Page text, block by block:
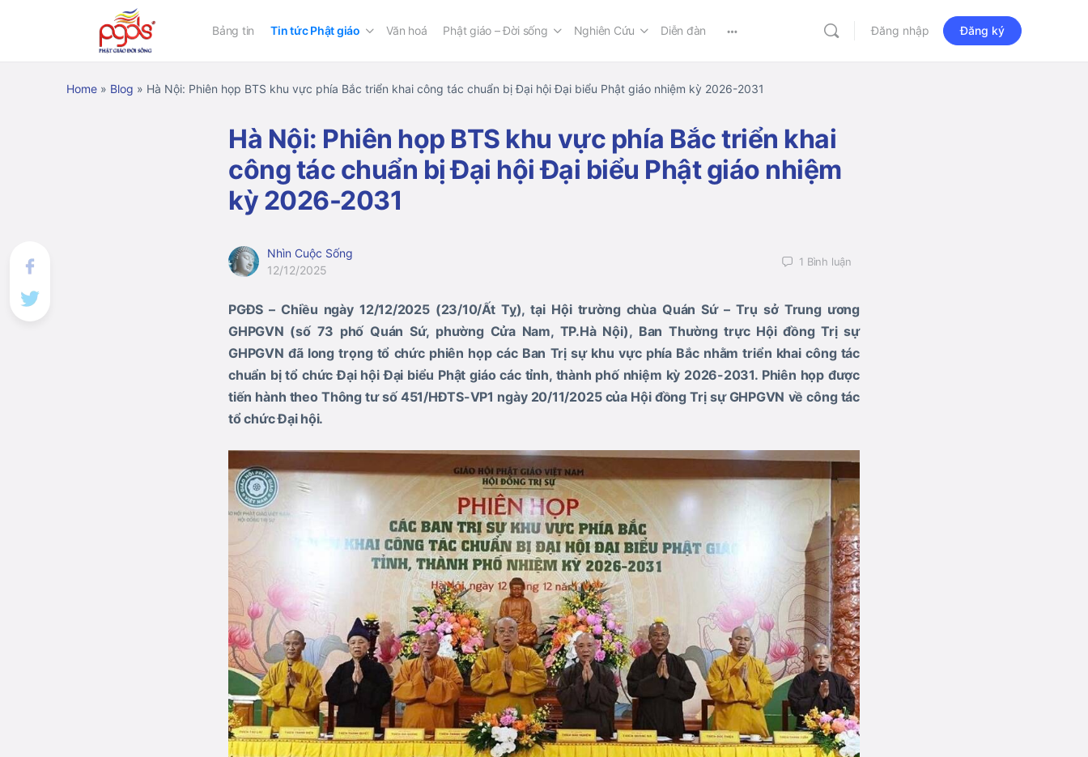
Bảng tin Tin tức Phật giáo Văn hoá Phật giáo – Đời sống Nghiên Cứu Diễn đàn Đăng nhập Đăng ký
Home » Blog » Hà Nội: Phiên họp BTS khu vực phía Bắc triển khai công tác chuẩn bị Đại hội Đại biểu Phật giáo nhiệm kỳ 2026-2031
Hà Nội: Phiên họp BTS khu vực phía Bắc triển khai
công tác chuẩn bị Đại hội Đại biểu Phật giáo nhiệm
kỳ 2026-2031
Nhìn Cuộc Sống
12/12/2025
1 Bình luận
PGĐS – Chiều ngày 12/12/2025 (23/10/Ất Tỵ), tại Hội trường chùa Quán Sứ – Trụ sở Trung ương
GHPGVN (số 73 phố Quán Sứ, phường Cửa Nam, TP.Hà Nội), Ban Thường trực Hội đồng Trị sự
GHPGVN đã long trọng tổ chức phiên họp các Ban Trị sự khu vực phía Bắc nhằm triển khai công tác
chuẩn bị tổ chức Đại hội Đại biểu Phật giáo các tỉnh, thành phố nhiệm kỳ 2026-2031. Phiên họp được
tiến hành theo Thông tư số 451/HĐTS-VP1 ngày 20/11/2025 của Hội đồng Trị sự GHPGVN về công tác
tổ chức Đại hội.